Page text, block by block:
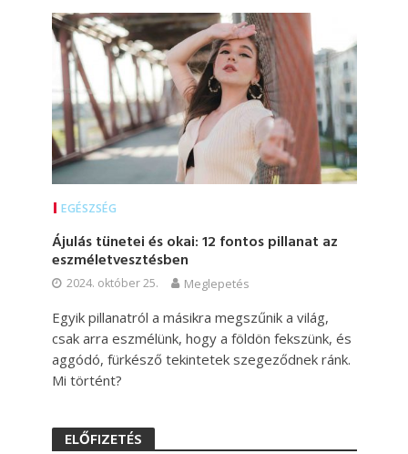
EGÉSZSÉG
Ájulás tünetei és okai: 12 fontos pillanat az
eszméletvesztésben
2024. október 25. Meglepetés
Egyik pillanatról a másikra megszűnik a világ,
csak arra eszmélünk, hogy a földön fekszünk, és
aggódó, fürkésző tekintetek szegeződnek ránk.
Mi történt?
ELŐFIZETÉS